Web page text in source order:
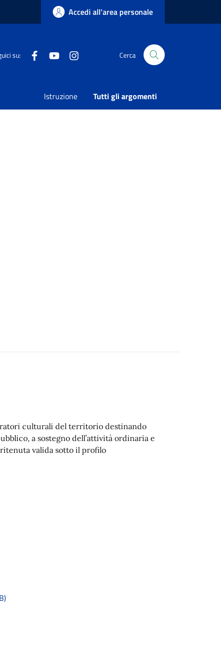
Accedi all'area personale
su: FacebookYoutube Cerca
Istruzione Tutti gli argomenti
ordinaria e continuativa – anno 2022
Condividi Vedi azioni
culturali del territorio destinando
a sostegno dell’attività ordinaria e
valida sotto il profilo